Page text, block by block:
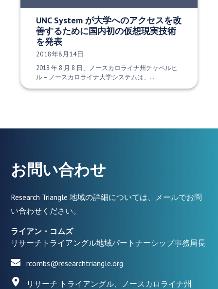
UNC System が大学へのアクセスを改
善するために国内初の仮想現実技術
を発表
発行日:
2018年8月14日
2018 年 8 月 8 日、ノースカロライナ州チャペルヒ
ル – ノースカロライナ大学システムは、…
お問い合わせ
Research Triangle 地域の詳細については、メールでお問
い合わせください。
ライアン・コムズ
リサーチトライアングル地域パートナーシップ事務局長
rcombs@researchtriangle.org
リサーチ トライアングル、ノースカロライナ州